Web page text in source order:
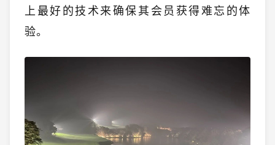
上最好的技术来确保其会员获得难忘的体
验。